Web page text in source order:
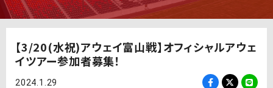
【3/20(水祝)アウェイ富山戦】オフィシャルアウェ
イツアー参加者募集！
2024.1.29